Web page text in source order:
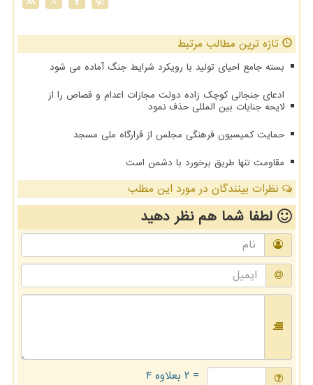
تازه ترین مطالب مرتبط
بسته جامع احیای تولید با رویکرد شرایط جنگ آماده می شود
ادعای جنجالی کوچک زاده دولت مجازات اعدام و قصاص را از
لایحه جنایات بین المللی حذف نمود
حمایت کمیسیون فرهنگی مجلس از قرارگاه ملی مسجد
مقاومت تنها طریق برخورد با دشمن است
نظرات بینندگان در مورد این مطلب
لطفا شما همنظر دهید
= ۲ بعلاوه ۴